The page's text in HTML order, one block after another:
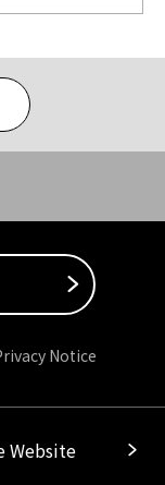
Notice
Website